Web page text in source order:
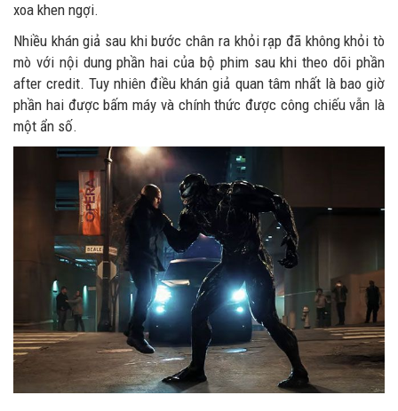
xoa khen ngợi.
Nhiều khán giả sau khi bước chân ra khỏi rạp đã không khỏi tò
mò với nội dung phần hai của bộ phim sau khi theo dõi phần
after credit. Tuy nhiên điều khán giả quan tâm nhất là bao giờ
phần hai được bấm máy và chính thức được công chiếu vẫn là
một ẩn số.